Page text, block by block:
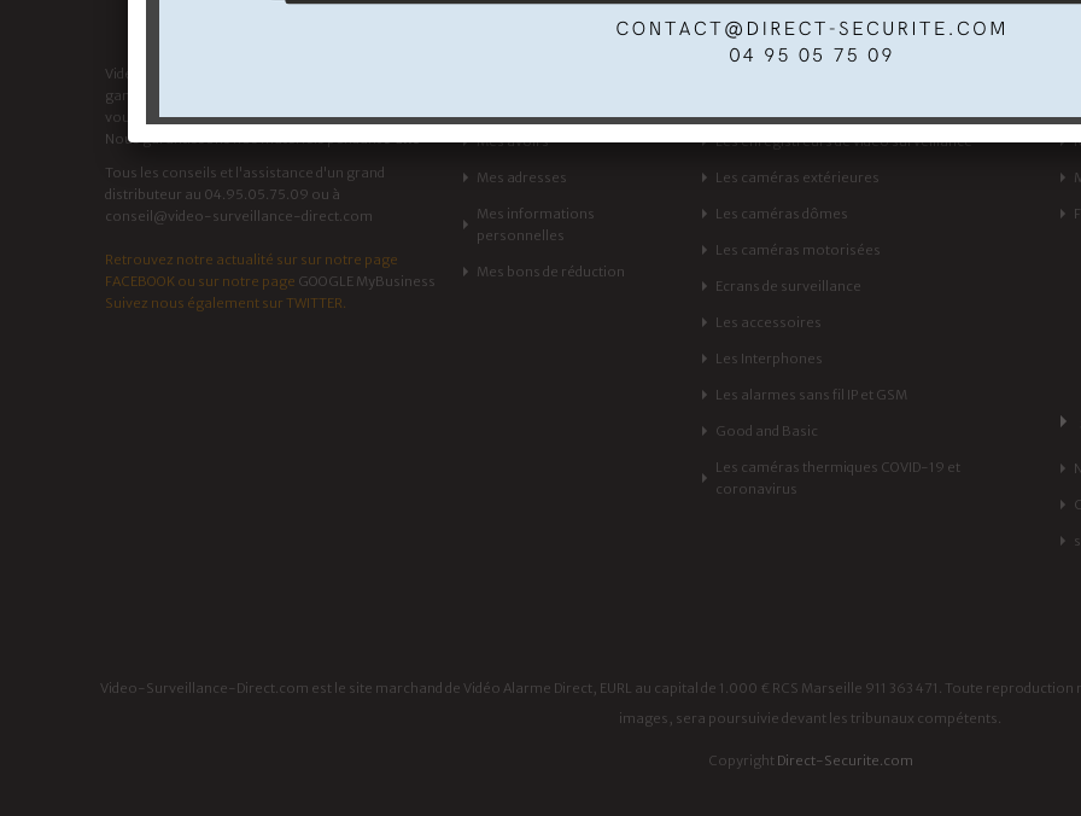
Video-Surveillance-Direct propose la plus large
gamme d'équipement de vidéo surveillance que
vous puissiez trouver sur le web.
Nous garantissons nos matériels pendant
Tous les conseils et l'assistance d'un grand
distributeur au 04.95.05.75.09 ou à
conseil@video-surveillance-direct.com
Retrouvez notre actualité sur sur notre page
FACEBOOK ou sur notre page GOOGLE MyBusiness
Suivez nous également sur TWITTER
Mes avoirs
Mes adresses
Mes informations
personnelles
Mes bons de réduction
CATÉGORIES
Les enregistreurs de vidéo surveillance
Les caméras extérieures
Les caméras dômes
Les caméras motorisées
Ecrans de surveillance
Les accessoires
Les Interphones
Les alarmes sans fil IP et GSM
Good and Basic
Les caméras thermiques COVID-19 et
coronavirus
Video-Surveillance-Direct.com est le site marchand de Vidéo Alarme Direct, EURL au capital de 1.000 € RCS Marseille 911 363 471. Toute
images, sera poursuivie devant les tribunaux compétents.
Copyright Direct-Securite.com